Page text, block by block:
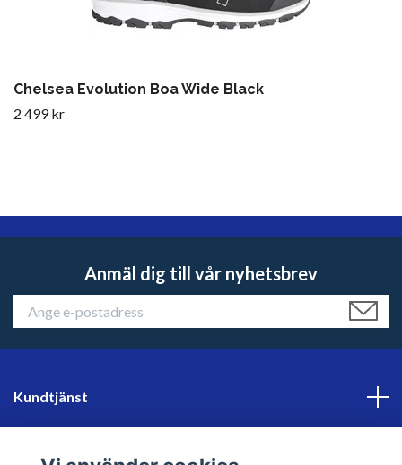
Chelsea Evolution Boa Wide Black
2 499 kr
Anmäl dig till vår nyhetsbrev
Kundtjänst